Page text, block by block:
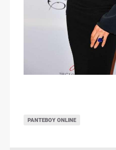
ΡΑΝΤΕΒΟΎ ONLINE